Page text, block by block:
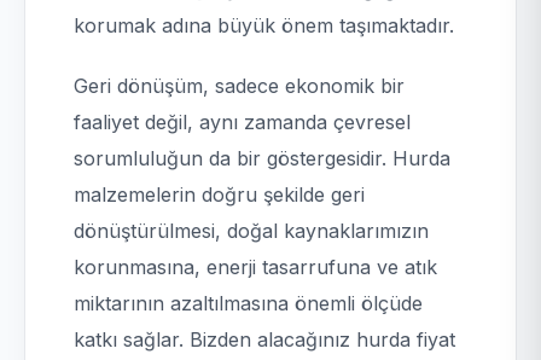
korumak adına büyük önem taşımaktadır.
Geri dönüşüm, sadece ekonomik bir
faaliyet değil, aynı zamanda çevresel
sorumluluğun da bir göstergesidir. Hurda
malzemelerin doğru şekilde geri
dönüştürülmesi, doğal kaynaklarımızın
korunmasına, enerji tasarrufuna ve atık
miktarının azaltılmasına önemli ölçüde
katkı sağlar. Bizden alacağınız hurda fiyat